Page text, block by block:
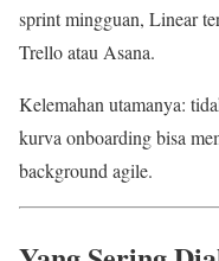
sprint mingguan, Linear
Trello atau Asana.
Kelemahan utamanya:
kurva onboarding bisa
background agile.